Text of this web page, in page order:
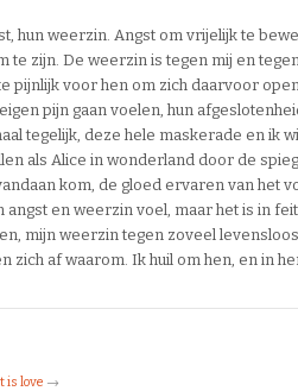
hun weerzin. Angst om vrijelijk te
te zijn. De weerzin is tegen mij en
pijnlijk voor hen om zich daarvoor
pijn gaan voelen, hun
tegelijk, deze hele maskerade en ik
als Alice in wonderland door de
kom, de gloed ervaren van het
angst en weerzin voel, maar het is in
mijn weerzin tegen zoveel
zich af waarom. Ik huil om hen, en in
is love →